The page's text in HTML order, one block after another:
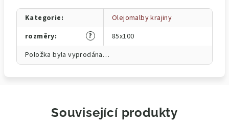
Kategorie:
Olejomalby krajiny
?
rozměry:
85x100
Položka byla vyprodána…
Související produkty